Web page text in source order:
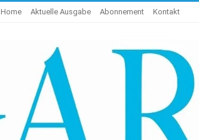
Home Aktuelle Ausgabe Abonnement Kontakt